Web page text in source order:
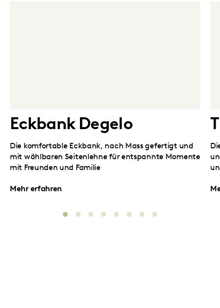
Eckbank Degelo
Die komfortable Eckbank, nach Mass gefertigt und
mit wählbaren Seitenlehne für entspannte Momente
mit Freunden und Familie
Mehr erfahren